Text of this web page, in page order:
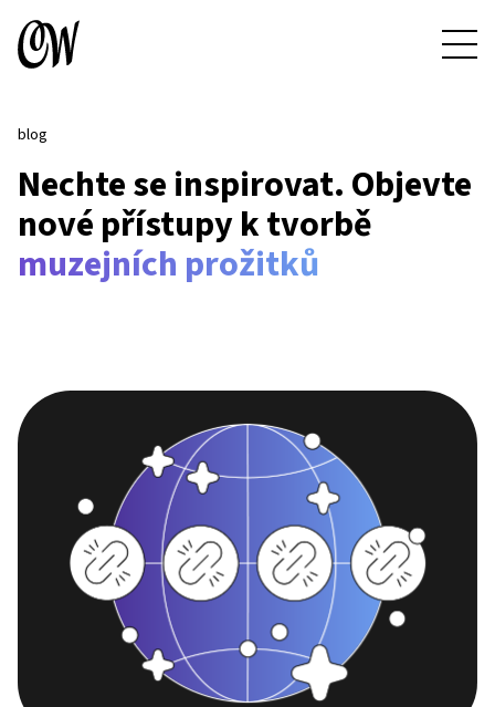
blog
Nechte se inspirovat. Objevte
nové přístupy k tvorbě
muzejních prožitků